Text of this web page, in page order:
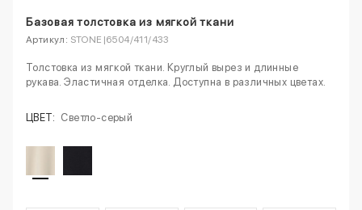
Базовая толстовка из мягкой ткани
Артикул: STONE|6504/411/433
Толстовка из мягкой ткани. Круглый вырез и длинные
рукава. Эластичная отделка. Доступна в различных цветах.
ЦВЕТ: Светло-серый